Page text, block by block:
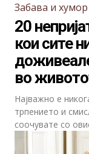
Забава и хумор
20
кои сите
во
Најважно е
трпението и
соочувате со